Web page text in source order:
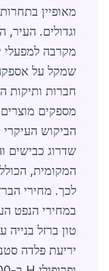
מאופיין
וגדולים. העיר,
מקרבה למפעלי
שמקל על
חברות ותיקות
מספקים
הביקוש העיקרי
שדרוג כבישים
המקומית,
במחירי הנפט